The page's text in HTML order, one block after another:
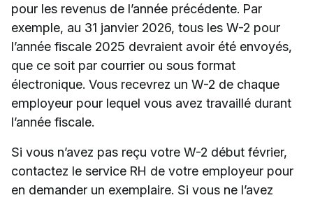
pour les revenus de l’année précédente. Par
exemple, au 31 janvier 2026, tous les W-2 pour
l’année fiscale 2025 devraient avoir été envoyés,
que ce soit par courrier ou sous format
électronique. Vous recevrez un W-2 de chaque
employeur pour lequel vous avez travaillé durant
l’année fiscale.
Si vous n’avez pas reçu votre W-2 début février,
contactez le service RH de votre employeur pour
en demander un exemplaire. Si vous ne l’avez